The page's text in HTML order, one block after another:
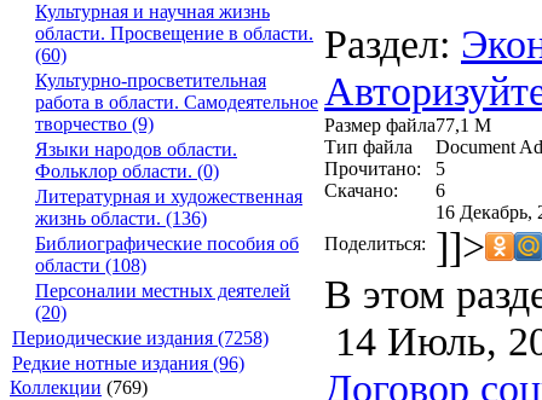
Культурная и научная жизнь
области. Просвещение в области.
(60)
Культурно-просветительная
работа в области. Самодеятельное
творчество (9)
Языки народов области.
Фольклор области. (0)
Литературная и художественная
жизнь области. (136)
Библиографические пособия об
области (108)
Персоналии местных деятелей
(20)
Периодические издания (7258)
Редкие нотные издания (96)
Коллекции (769)
Раздел:
Размер файла77,1 М
Тип файла
Document
Прочитано:
5
Скачано:
6
16 Декабрь,
Поделиться: ]]>
В этом
14 Июль,
Договор